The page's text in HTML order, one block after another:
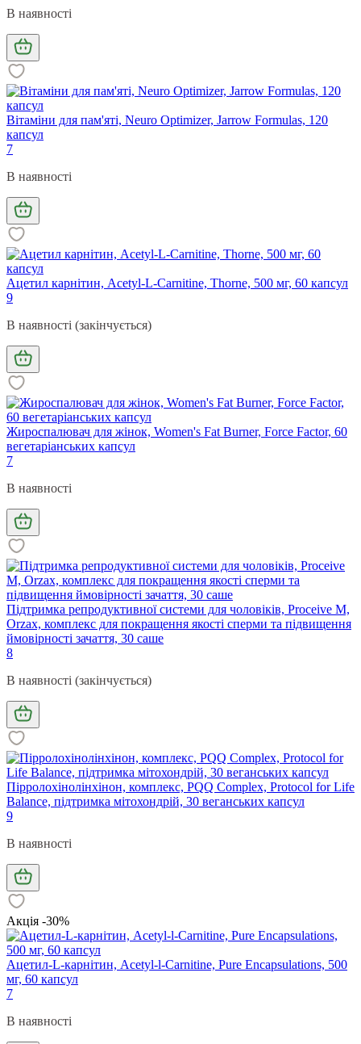
В наявності
Вітаміни для пам'яті, Neuro Optimizer, Jarrow Formulas, 120
капсул
7
В наявності
Ацетил карнітин, Acetyl-L-Carnitine, Thorne, 500 мг, 60 капсул
9
В наявності (закінчується)
Жироспалювач для жінок, Women's Fat Burner, Force Factor, 60
вегетаріанських капсул
7
В наявності
Підтримка репродуктивної системи для чоловіків, Proceive M,
Orzax, комплекс для покращення якості сперми та підвищення
ймовірності зачаття, 30 саше
8
В наявності (закінчується)
Пірролохінолінхінон, комплекс, PQQ Complex, Protocol for Life
Balance, підтримка мітохондрій, 30 веганських капсул
9
В наявності
Акція -30%
Ацетил-L-карнітин, Acetyl-l-Carnitine, Pure Encapsulations, 500
мг, 60 капсул
7
В наявності